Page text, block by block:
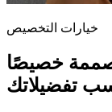
خيارات التخصيص
خصيصًا
تفضيلاتك